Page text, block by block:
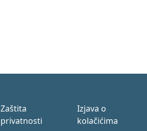
Zaštita
privatnosti
Izjava o
kolačićima